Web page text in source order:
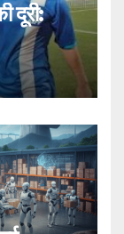
दूरी: